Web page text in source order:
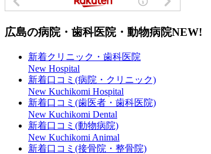
広島の病院・歯科医院・動物病院NEW!
新着クリニック・歯科医院
New Hospital
新着口コミ(病院・クリニック)
New Kuchikomi Hospital
新着口コミ(歯医者・歯科医院)
New Kuchikomi Dental
新着口コミ(動物病院)
New Kuchikomi Animal
新着口コミ(接骨院・整骨院)